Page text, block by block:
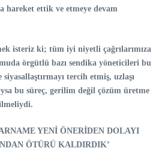
hareket ettik ve etmeye devam
isteriz ki; tüm iyi niyetli çağrılarımıza
örgütlü bazı sendika yöneticileri bu
tercih etmiş, uzlaşı
bu süreç, gerilim değil çözüm üretme
YENİ ÖNERİDEN DOLAYI
ÖTÜRÜ KALDIRDIK’